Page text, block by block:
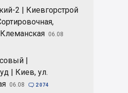
2 | Киевгорстрой
06.08
|
| Киев, ул.
06.08  2 074